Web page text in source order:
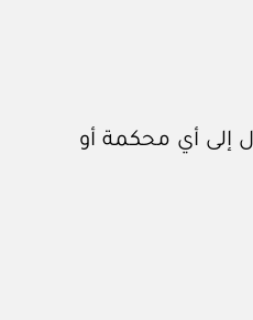
إلى أي محكمة أو